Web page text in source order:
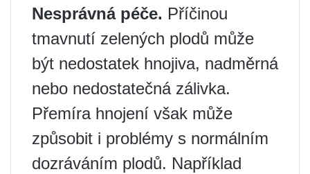
Nesprávná péče. Příčinou
tmavnutí zelených plodů může
být nedostatek hnojiva, nadměrná
nebo nedostatečná zálivka.
Přemíra hnojení však může
způsobit i problémy s normálním
dozráváním plodů. Například